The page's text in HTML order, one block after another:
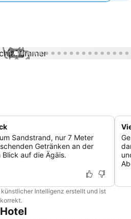
1 / 24
Sandstrand, nur 7 Meter
Getränken an der
auf die Ägäis.
Intelligenz erstellt und ist